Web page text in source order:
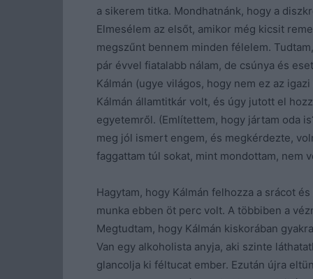
a sikerem titka. Mondhatnánk, hogy a
Elmesélem az elsőt, amikor még kicsit
megszűnt bennem minden félelem.
pár évvel fiatalabb nálam, de csúnya és
Kálmán (ugye világos, hogy nem ez az
Kálmán államtitkár volt, és úgy jutott el
egyetemről. (Említettem, hogy jártam oda
meg jól ismert engem, és megkérdezte,
faggattam túl sokat, mint mondottam, nem
Hagytam, hogy Kálmán felhozza a srácot
munka ebben öt perc volt. A többiben a
Megtudtam, hogy Kálmán kiskorában
Van egy alkoholista anyja, aki szinte
glancolja ki féltucat ember. Ezután újra